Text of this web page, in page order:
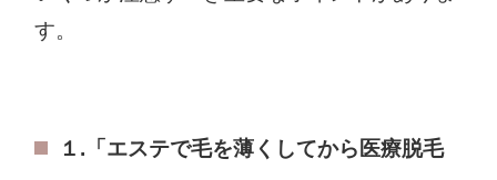
す。
１.「エステで毛を薄くしてから医療脱毛